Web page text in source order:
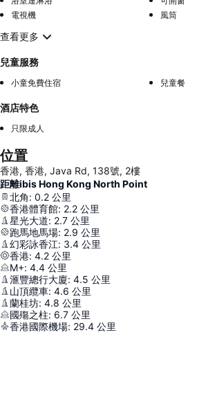
電視機
風筒
查看更多
兒童服務
小童免費住宿 兒童餐
酒店特色
只限成人
位置
香港, 香港, Java Rd, 138號, 2樓
距離ibis Hong Kong North Point
北角: 0.2 公里
香港體育館: 2.2 公里
星光大道: 2.7 公里
跑馬地馬場: 2.9 公里
幻彩詠香江: 3.4 公里
香港: 4.2 公里
M+: 4.4 公里
滙豐總行大廈: 4.5 公里
山頂纜車: 4.6 公里
蘭桂坊: 4.8 公里
國殤之柱: 6.7 公里
香港國際機場: 29.4 公里